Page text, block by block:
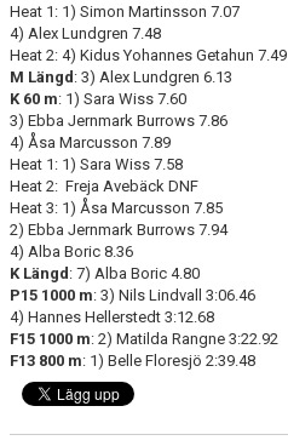
Heat 1: 1) Simon Martinsson 7.07
4) Alex Lundgren 7.48
Heat 2: 4) Kidus Yohannes Getahun 7.49
M Längd : 3) Alex Lundgren 6.13
K 60 m: 1) Sara Wiss 7.60
3) Ebba Jernmark Burrows 7.86
4) Åsa Marcusson 7.89
Heat 1: 1) Sara Wiss 7.58
Heat 2: Freja Avebäck DNF
Heat 3: 1) Åsa Marcusson 7.85
2) Ebba Jernmark Burrows 7.94
4) Alba Boric 8.36
K Längd : 7) Alba Boric 4.80
P15 1000 m: 3) Nils Lindvall 3:06.46
4) Hannes Hellerstedt 3:12.68
F15 1000 m: 2) Matilda Rangne 3:22.92
F13 800 m: 1) Belle Floresjö 2:39.48